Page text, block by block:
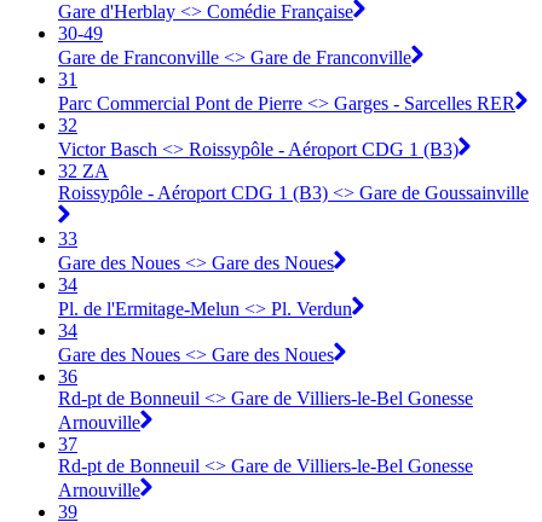
Gare d'Herblay <> ︎Comédie Française
30-49
Gare de Franconville <> ︎Gare de Franconville
31
Parc Commercial Pont de Pierre <> Garges - Sarcelles RER
32
Victor Basch <> Roissypôle - Aéroport CDG 1 (B3)
32 ZA
Roissypôle - Aéroport CDG 1 (B3) <> Gare de Goussainville
33
Gare des Noues <> Gare des Noues
34
Pl. de l'Ermitage-Melun <> Pl. Verdun
34
Gare des Noues <> Gare des Noues
36
Rd-pt de Bonneuil <> Gare de Villiers-le-Bel Gonesse
Arnouville
37
Rd-pt de Bonneuil <> Gare de Villiers-le-Bel Gonesse
Arnouville
39